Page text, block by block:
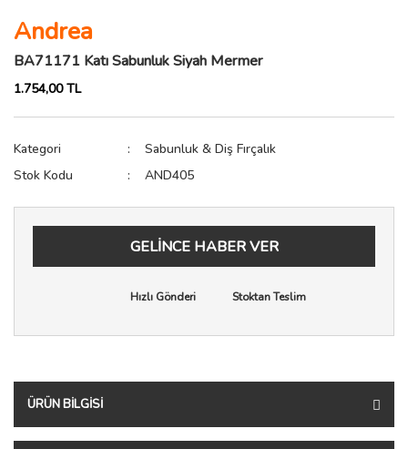
Andrea
BA71171 Katı Sabunluk Siyah Mermer
1.754,00 TL
Kategori
Sabunluk & Diş Fırçalık
Stok Kodu
AND405
GELİNCE HABER VER
Hızlı Gönderi Stoktan Teslim
ÜRÜN BILGISI